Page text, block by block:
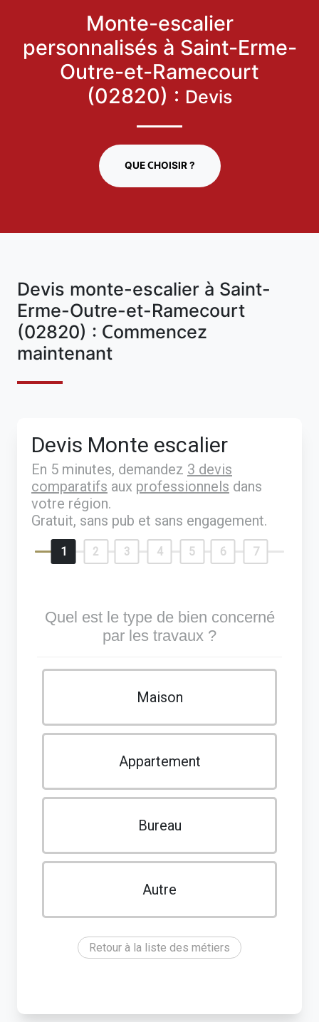
Monte-escalier
personnalisés à Saint-Erme-
Outre-et-Ramecourt
(02820) : Devis
QUE CHOISIR ?
Devis monte-escalier à Saint-
Erme-Outre-et-Ramecourt
(02820) : Commencez
maintenant
Devis Monte escalier
En 5 minutes, demandez 3 devis
comparatifs aux professionnels dans
votre région.
Gratuit, sans pub et sans engagement.
1 2 3 4 5 6 7
Quel est le type de bien concerné
par les travaux ?
Maison
Appartement
Bureau
Autre
Retour à la liste des métiers